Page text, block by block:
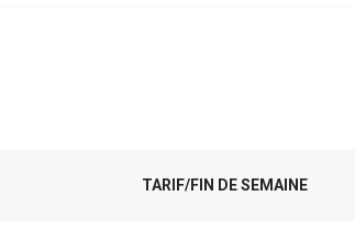
TARIF/FIN DE SEMAINE